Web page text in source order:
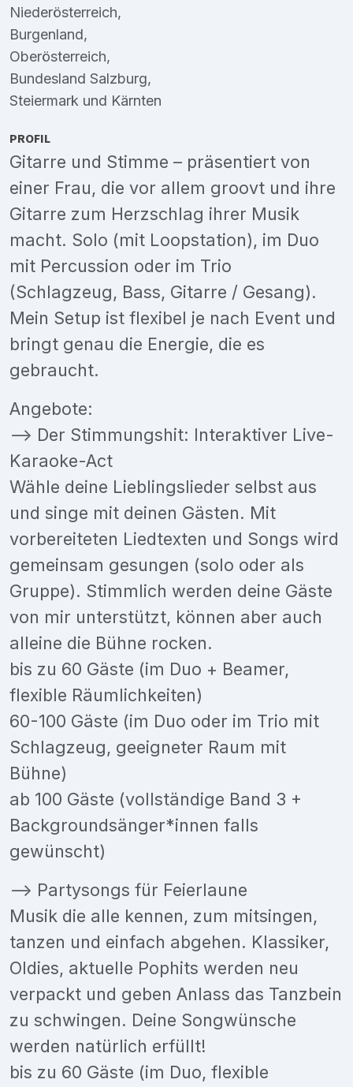
Niederösterreich,
Burgenland,
Oberösterreich,
Bundesland Salzburg,
Steiermark und Kärnten
PROFIL
Gitarre und Stimme – präsentiert von
einer Frau, die vor allem groovt und ihre
Gitarre zum Herzschlag ihrer Musik
macht. Solo (mit Loopstation), im Duo
mit Percussion oder im Trio
(Schlagzeug, Bass, Gitarre / Gesang).
Mein Setup ist flexibel je nach Event und
bringt genau die Energie, die es
gebraucht.
Angebote:
--> Der Stimmungshit: Interaktiver Live-
Karaoke-Act
Wähle deine Lieblingslieder selbst aus
und singe mit deinen Gästen. Mit
vorbereiteten Liedtexten und Songs wird
gemeinsam gesungen (solo oder als
Gruppe). Stimmlich werden deine Gäste
von mir unterstützt, können aber auch
alleine die Bühne rocken.
bis zu 60 Gäste (im Duo + Beamer,
flexible Räumlichkeiten)
60-100 Gäste (im Duo oder im Trio mit
Schlagzeug, geeigneter Raum mit
Bühne)
ab 100 Gäste (vollständige Band 3 +
Backgroundsänger*innen falls
gewünscht)
--> Partysongs für Feierlaune
Musik die alle kennen, zum mitsingen,
tanzen und einfach abgehen. Klassiker,
Oldies, aktuelle Pophits werden neu
verpackt und geben Anlass das Tanzbein
zu schwingen. Deine Songwünsche
werden natürlich erfüllt!
bis zu 60 Gäste (im Duo, flexible